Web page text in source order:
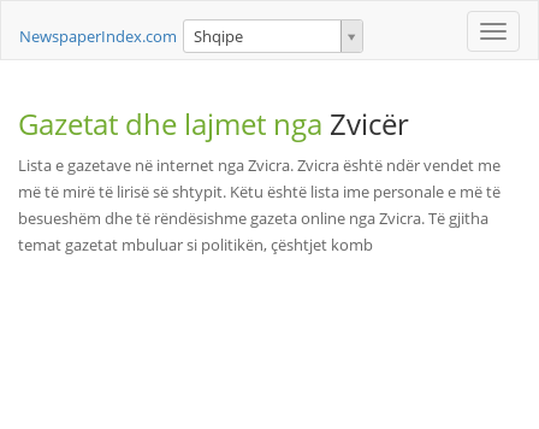
Toggle
NewspaperIndex.com Shqipe
Gazetat dhe lajmet nga Zvicër
Lista e gazetave në internet nga Zvicra. Zvicra është ndër vendet me
më të mirë të lirisë së shtypit. Këtu është lista ime personale e më të
besueshëm dhe të rëndësishme gazeta online nga Zvicra. Të gjitha
temat gazetat mbuluar si politikën, çështjet komb